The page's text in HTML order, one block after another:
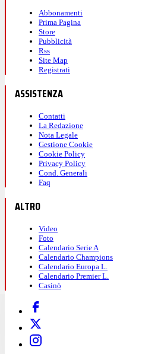
Abbonamenti
Prima Pagina
Store
Pubblicità
Rss
Site Map
Registrati
ASSISTENZA
Contatti
La Redazione
Nota Legale
Gestione Cookie
Cookie Policy
Privacy Policy
Cond. Generali
Faq
ALTRO
Video
Foto
Calendario Serie A
Calendario Champions
Calendario Europa L.
Calendario Premier L.
Casinò